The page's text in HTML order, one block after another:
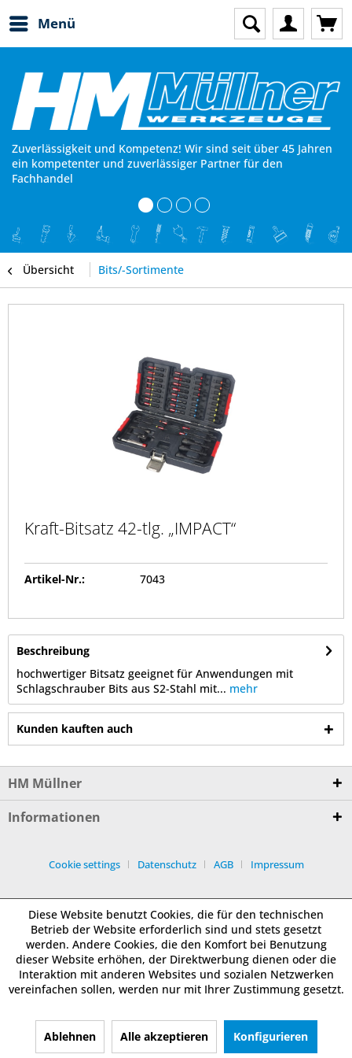
Menü
Zuverlässigkeit und Kompetenz! Wir sind seit über 45 Jahren
ein kompetenter und zuverlässiger Partner für den
Fachhandel
Übersicht Bits/-Sortimente
Kraft-Bitsatz 42-tlg. „IMPACT“
Artikel-Nr.: 7043
Beschreibung
hochwertiger Bitsatz geeignet für Anwendungen mit
Schlagschrauber Bits aus S2-Stahl mit... mehr
Kunden kauften auch
HM Müllner
Informationen
Cookie settings Datenschutz AGB Impressum
Diese Website benutzt Cookies, die für den technischen
Betrieb der Website erforderlich sind und stets gesetzt
werden. Andere Cookies, die den Komfort bei Benutzung
dieser Website erhöhen, der Direktwerbung dienen oder die
Interaktion mit anderen Websites und sozialen Netzwerken
vereinfachen sollen, werden nur mit Ihrer Zustimmung gesetzt.
Ablehnen Alle akzeptieren Konfigurieren